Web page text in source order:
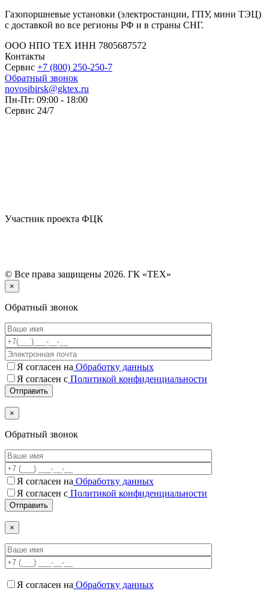
Газопоршневые установки (электростанции, ГПУ, мини ТЭЦ)
с доставкой во все регионы РФ и в страны СНГ.
ООО НПО ТЕХ ИНН 7805687572
Контакты
Сервис +7 (800) 250-250-7
Обратный звонок
novosibirsk@gktex.ru
Пн-Пт: 09:00 - 18:00
Сервис 24/7
Участник проекта ФЦК
© Все права защищены 2026. ГК «ТЕХ»
×
Обратный звонок
Я согласен на Обработку данных
Я согласен с Политикой конфиденциальности
×
Обратный звонок
Я согласен на Обработку данных
Я согласен c Политикой конфиденциальности
×
Я согласен на Обработку данных